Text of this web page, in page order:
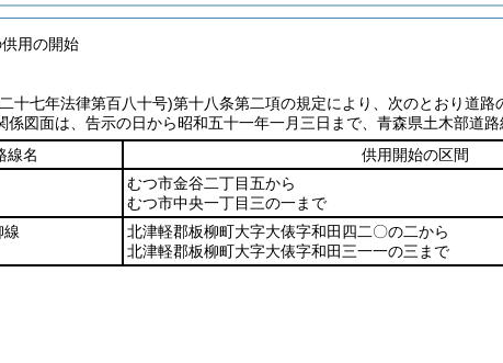
用の開始
十七年法律第百八十号)第十八条第二項の規定により、次のとおり道路
係図面は、告示の日から昭和五十一年一月三日まで、青森県土木部道路
線名
供用開始の区間
むつ市金谷二丁目五から
むつ市中央一丁目三の一まで
線
北津軽郡板柳町大字大俵字和田四二〇の二から
北津軽郡板柳町大字大俵字和田三一一の三まで